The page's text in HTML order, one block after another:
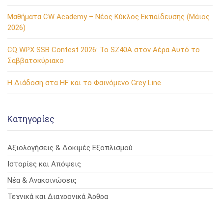
Μαθήματα CW Academy – Νέος Κύκλος Εκπαίδευσης (Μάιος
2026)
CQ WPX SSB Contest 2026: Το SZ40A στον Αέρα Αυτό το
Σαββατοκύριακο
Η Διάδοση στα HF και το Φαινόμενο Grey Line
Kατηγορίες
Αξιολογήσεις & Δοκιμές Εξοπλισμού
Ιστορίες και Απόψεις
Νέα & Ανακοινώσεις
Τεχνικά και Διαχρονικά Άρθρα